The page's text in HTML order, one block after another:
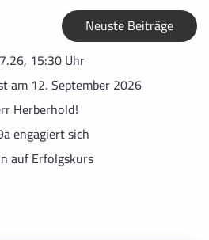
Neuste Beiträge
15:30 Uhr
am 12. September 2026
Herberhold!
engagiert sich
auf Erfolgskurs